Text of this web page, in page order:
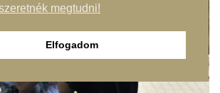
megtudni!
Elfogadom